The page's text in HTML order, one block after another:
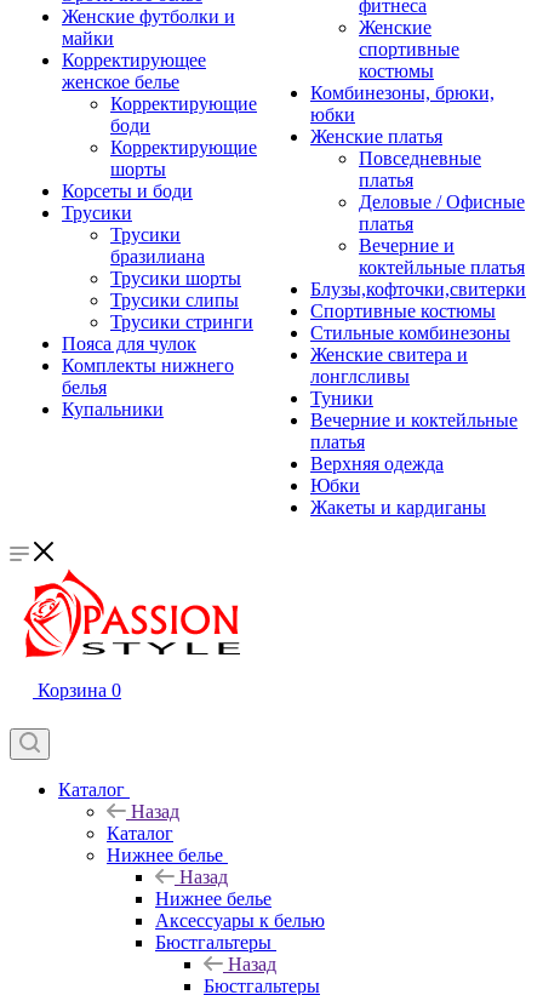
Женские футболки и
майки
Корректирующее
женское белье
Корректирующие
боди
Корректирующие
шорты
Корсеты и боди
Трусики
Трусики
бразилиана
Трусики шорты
Трусики слипы
Трусики стринги
Пояса для чулок
Комплекты нижнего
белья
Купальники
фитнеса
Женские
спортивные
костюмы
Комбинезоны, брюки,
юбки
Женские платья
Повседневные
платья
Деловые / Офисные
платья
Вечерние и
коктейльные платья
Блузы,кофточки,свитерки
Спортивные костюмы
Стильные комбинезоны
Женские свитера и
лонглсливы
Туники
Вечерние и коктейльные
платья
Верхняя одежда
Юбки
Жакеты и кардиганы
Корзина 0
Каталог
Назад
Каталог
Нижнее белье
Назад
Нижнее белье
Аксессуары к белью
Бюстгальтеры
Назад
Бюстгальтеры